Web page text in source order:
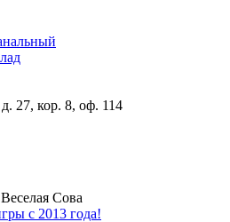
27, кор. 8, оф. 114
Сова
с 2013 года!